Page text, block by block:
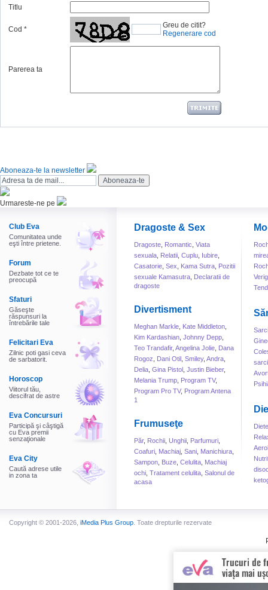
Titlu
Cod *
Greu de citit?
Regenerare cod
Parerea ta
Aboneaza-te la newsletter
Urmareste-ne pe
Club Eva
Comunitatea unde
eşti între prietene.
Forum
Dezbate tot ce te
preocupă
Sfaturi
Găseşte
răspunsuri la
întrebările tale
Felicitari Eva
Zilnic poti gasi ceva
de sarbatorit.
Horoscop
Viitorul tău,
descifrat de astre
Eva Concursuri
Participă şi câştigă
cu Eva premii
senzaţionale
Eva City
Caută adrese utile
in zona ta
Dragoste & Sex
Dragoste Romantic Viata
sexuala Relatii Cuplu Iubire
Casatorie Sex Kama Sutra Pozitii
sexuale Kamasutra Declaratii de
dragoste
Divertisment
Meghan Markle Kate Middleton
Kim Kardashian Johnny Depp
Teo Trandafir, Angelina Jolie Dana
Rogoz
Dani Otil Smiley, Andra
Delia Gina Pistol Justin Bieber,
Melania Trump Program TV,
Program Pro TV, Program Antena
1
Frumuseţe
Păr, Rochii Unghii Parfumuri
Coafuri Machiaj Sani Manichiura
Sampon Buze Celulita Machiaj
ochi Tratament celulita Salonul de
acasa
Diete
Copyright © 2001-2026, iMedia Plus Group . Toate drepturile rezervate